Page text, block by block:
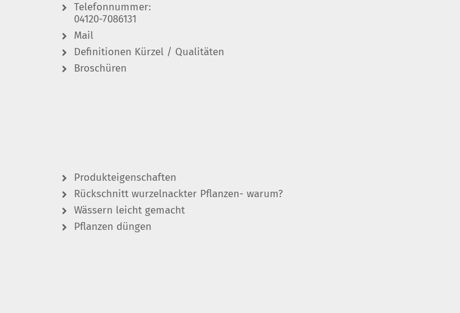
Telefonnummer:
04120-7086131
Mail
Definitionen Kürzel / Qualitäten
Broschüren
Produkteigenschaften
Rückschnitt wurzelnackter Pflanzen- warum?
Wässern leicht gemacht
Pflanzen düngen